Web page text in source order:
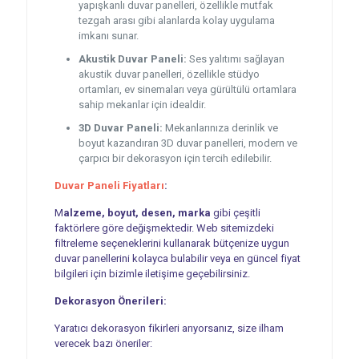
yapışkanlı duvar panelleri, özellikle mutfak
tezgah arası gibi alanlarda kolay uygulama
imkanı sunar.
Akustik Duvar Paneli: Ses yalıtımı sağlayan
akustik duvar panelleri, özellikle stüdyo
ortamları, ev sinemaları veya gürültülü ortamlara
sahip mekanlar için idealdir.
3D Duvar Paneli: Mekanlarınıza derinlik ve
boyut kazandıran 3D duvar panelleri, modern ve
çarpıcı bir dekorasyon için tercih edilebilir.
Duvar Paneli Fiyatları:
Malzeme, boyut, desen, marka gibi çeşitli
faktörlere göre değişmektedir. Web sitemizdeki
filtreleme seçeneklerini kullanarak bütçenize uygun
duvar panellerini kolayca bulabilir veya en güncel fiyat
bilgileri için bizimle iletişime geçebilirsiniz.
Dekorasyon Önerileri:
Yaratıcı dekorasyon fikirleri arıyorsanız, size ilham
verecek bazı öneriler: